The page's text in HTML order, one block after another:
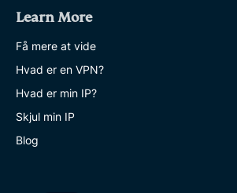
Learn More
Få mere at vide
Hvad er en VPN?
Hvad er min IP?
Skjul min IP
Blog